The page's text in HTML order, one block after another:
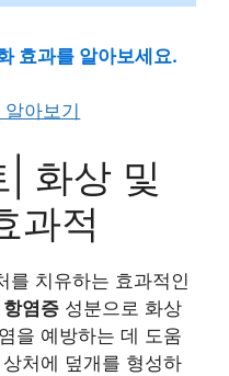
효과를 알아보세요.
아보기
화상 및
과적
를 치유하는 효과적인
항염증 성분으로 화상
을 예방하는 데 도움
처에 덮개를 형성하